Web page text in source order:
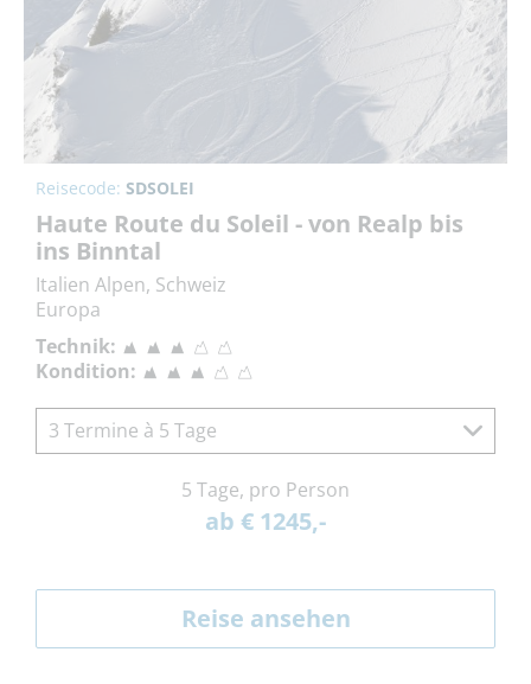
Reisecode: SDSOLEI
Haute Route du Soleil - von Realp bis
ins Binntal
Italien Alpen, Schweiz
Europa
Technik:
Kondition:
3 Termine à 5 Tage
5 Tage, pro Person
ab € 1245,-
Reise ansehen